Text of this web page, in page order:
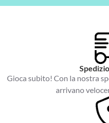
l
Gioca subito! Con la nostra
arrivano